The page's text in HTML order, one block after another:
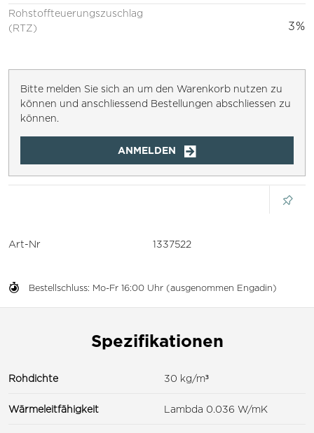
Rohstoffteuerungszuschlag
(RTZ)
3%
Bitte melden Sie sich an um den Warenkorb nutzen zu
können und anschliessend Bestellungen abschliessen zu
können.
ANMELDEN
Bestellschluss: Mo-Fr 16:00 Uhr (ausgenommen Engadin)
Art-Nr 1337522
Spezifikationen
Rohdichte 30 kg/m³
Wärmeleitfähigkeit Lambda 0.036 W/mK